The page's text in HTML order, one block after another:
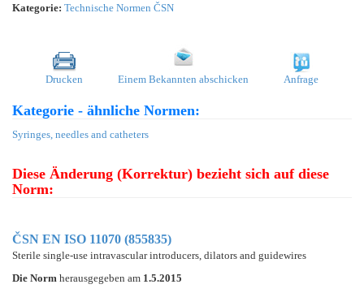
Kategorie: Technische Normen ČSN
Drucken Einem Bekannten abschicken Anfrage
Kategorie - ähnliche Normen:
Syringes, needles and catheters
Diese Änderung (Korrektur) bezieht sich auf diese
Norm:
ČSN EN ISO 11070 (855835)
Sterile single-use intravascular introducers, dilators and guidewires
Die Norm herausgegeben am 1.5.2015